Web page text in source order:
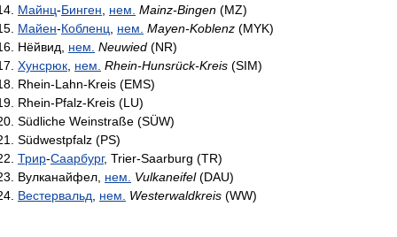
Майнц-Бинген, нем. Mainz-Bingen (MZ)
Майен-Кобленц, нем. Mayen-Koblenz (MYK)
Нёйвид, нем. Neuwied (NR)
Хунсрюк, нем. Rhein-Hunsrück-Kreis (SIM)
Rhein-Lahn-Kreis (EMS)
Rhein-Pfalz-Kreis (LU)
Südliche Weinstraße (SÜW)
Südwestpfalz (PS)
Трир-Саарбург, Trier-Saarburg (TR)
Вулканайфел, нем. Vulkaneifel(DAU)
Вестервальд, нем. Westerwaldkreis (WW)